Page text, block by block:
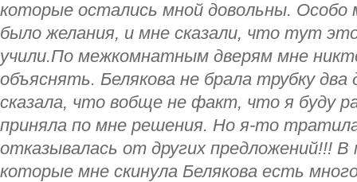
которые остались мной довольны. Особо
было желания, и мне сказали, что тут
учили.По межкомнатным дверям мне
объяснять. Белякова не брала трубку два
сказала, что вобще не факт, что я буду
приняла по мне решения. Но я-то
отказывалась от других предложений!!!
которые мне скинула Белякова есть